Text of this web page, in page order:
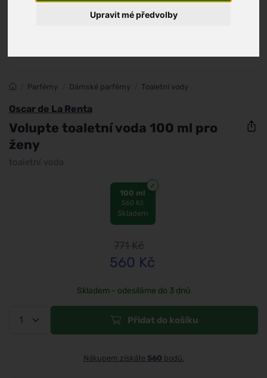
Upravit mé předvolby
Parfémy Dámské parfémy Toaletní vody
Oscar de La Renta
Volupte toaletní voda 100 ml pro
ženy
toaletní voda
100 ml
560 Kč
Skladem
771Kč
560 Kč
Skladem - odesíláme do 3 dnů
Přidat do košíku
Nákupem získáte 560 bodů.